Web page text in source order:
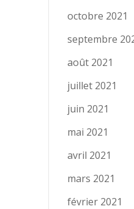
octobre 2021
septembre
août 2021
juillet 2021
juin 2021
mai 2021
avril 2021
mars 2021
février 2021